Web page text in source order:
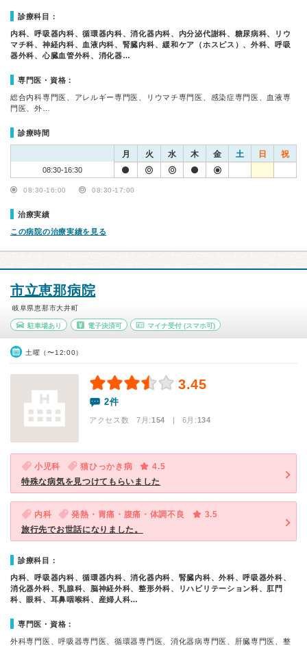
診療科目：
内科、呼吸器内科、循環器内科、消化器内科、内分泌代謝科、糖尿病科、リウ
マチ科、神経内科、血液内科、腎臓内科、緩和ケア（ホスピス）、外科、呼吸
器外科、心臓血管外科、消化器…
専門医・資格：
総合内科専門医、アレルギー専門医、リウマチ専門医、感染症専門医、血液専
門医、外…
診療時間
月 火 水 木 金 土 日 祝
08:30-16:30
08:30-16:00 08:30-17:00
治療実績
この病院の治療実績を見る
市立恵那病院
岐阜県恵那市大井町
駐車場あり 電子決済可 マイナ受付 (スマホ可)
土曜（〜12:00）
3.45
2件
アクセス数 7月:154 | 6月:134
小児科 猫ひっかき病
4.5
特殊な病気を見つけてもらいました
内科 発熱・胃痛・腹痛・体調不良
3.5
旅行先でお世話になりました。
診療科目：
内科、呼吸器内科、循環器内科、消化器内科、腎臓内科、外科、呼吸器外科、
消化器外科、乳腺科、脳神経外科、整形外科、リハビリテーション科、肛門
科、眼科、耳鼻咽喉科、産婦人科…
専門医・資格：
外科専門医、呼吸器専門医、循環器専門医、消化器病専門医、肝臓専門医、整